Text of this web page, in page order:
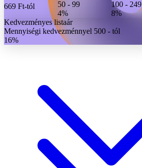
669 Ft-tól
50 - 99
4%
100 - 249
8%
Kedvezményes listaár
Mennyiségi kedvezménnyel 500 - tól
16%